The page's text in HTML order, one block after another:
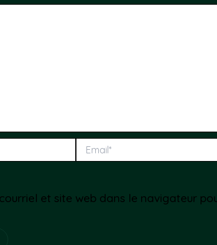
Email*
et site web dans le navigateur